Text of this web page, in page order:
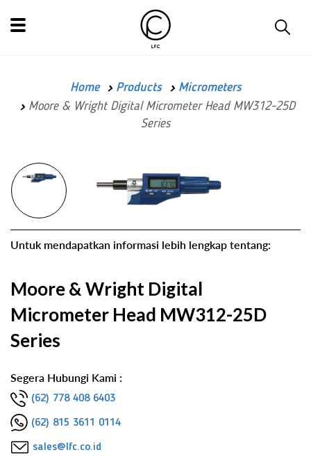
Home Products
Micrometers
Moore & Wright Digital Micrometer Head MW312-25D
Series
Untuk mendapatkan informasi lebih lengkap tentang:
Moore & Wright Digital
Micrometer Head MW312-25D
Series
Segera Hubungi Kami :
(62) 778 408 6403
(62) 815 3611 0114
sales@lfc.co.id